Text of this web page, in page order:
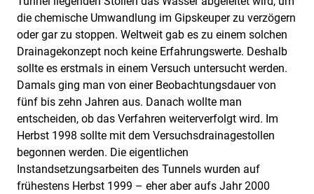
die chemische Umwandlung im Gipskeuper zu verzögern
oder gar zu stoppen. Weltweit gab es zu einem solchen
Drainagekonzept noch keine Erfahrungswerte. Deshalb
sollte es erstmals in einem Versuch untersucht werden.
Damals ging man von einer Beobachtungsdauer von
fünf bis zehn Jahren aus. Danach wollte man
entscheiden, ob das Verfahren weiterverfolgt wird. Im
Herbst 1998 sollte mit dem Versuchsdrainagestollen
begonnen werden. Die eigentlichen
Instandsetzungsarbeiten des Tunnels wurden auf
frühestens Herbst 1999 – eher aber aufs Jahr 2000